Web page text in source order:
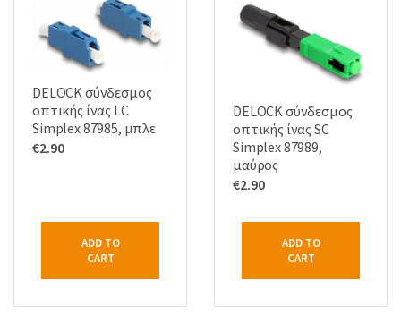
DELOCK σύνδεσμος
οπτικής ίνας LC
Simplex 87985, μπλε
€2.90
ADD TO
CART
DELOCK σύνδεσμος
οπτικής ίνας SC
Simplex 87989,
μαύρος
€2.90
ADD TO
CART